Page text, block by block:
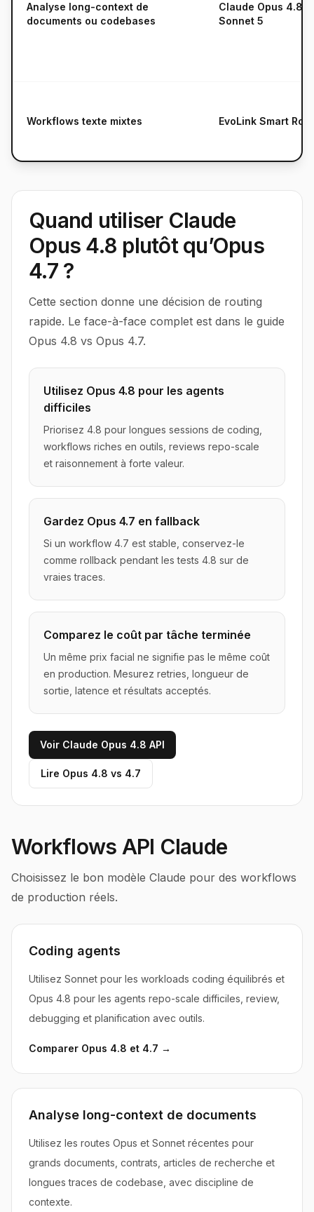
Analyse long-context de
documents ou codebases
Claude Opus 4.8
Sonnet 5
Workflows texte mixtes EvoLink Smart
Quand utiliser Claude
Opus 4.8 plutôt qu’Opus
4.7 ?
Cette section donne une décision de routing
rapide. Le face-à-face complet est dans le guide
Opus 4.8 vs Opus 4.7.
Utilisez Opus 4.8 pour les agents
difficiles
Priorisez 4.8 pour longues sessions de coding,
workflows riches en outils, reviews repo-scale
et raisonnement à forte valeur.
Gardez Opus 4.7 en fallback
Si un workflow 4.7 est stable, conservez-le
comme rollback pendant les tests 4.8 sur de
vraies traces.
Comparez le coût par tâche terminée
Un même prix facial ne signifie pas le même coût
en production. Mesurez retries, longueur de
sortie, latence et résultats acceptés.
Voir Claude Opus 4.8 API
Lire Opus 4.8 vs 4.7
Workflows API Claude
Choisissez le bon modèle Claude pour des workflows
de production réels.
Coding agents
Utilisez Sonnet pour les workloads coding équilibrés et
Opus 4.8 pour les agents repo-scale difficiles, review,
debugging et planification avec outils.
Comparer Opus 4.8 et 4.7 →
Analyse long-context de documents
Utilisez les routes Opus et Sonnet récentes pour
grands documents, contrats, articles de recherche et
longues traces de codebase, avec discipline de
contexte.